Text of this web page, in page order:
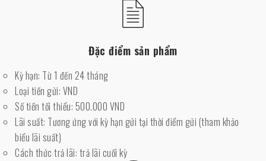
Đặc điểm sản phẩm
Kỳ hạn: Từ 1 đến 24 tháng
Loại tiền gửi: VND
Số tiền tối thiểu: 500.000 VND
Lãi suất: Tương ứng với kỳ hạn gửi tại thời điểm gửi (tham khảo
biểu lãi suất)
Cách thức trả lãi: trả lãi cuối kỳ